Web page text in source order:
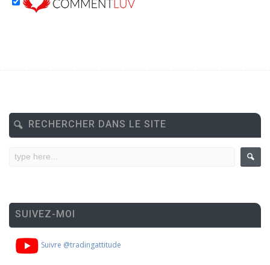
RECHERCHER DANS LE SITE
SUIVEZ-MOI
Suivre @tradingattitude